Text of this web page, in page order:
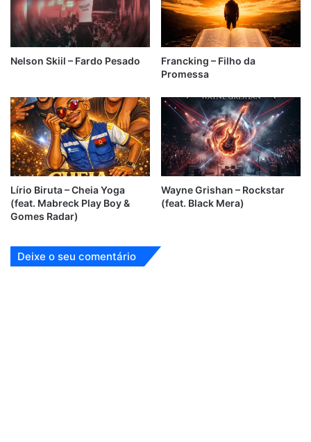
Nelson Skiil – Fardo Pesado
Francking – Filho da
Promessa
Lírio Biruta – Cheia Yoga
(feat. Mabreck Play Boy &
Gomes Radar)
Wayne Grishan – Rockstar
(feat. Black Mera)
Deixe o seu comentário